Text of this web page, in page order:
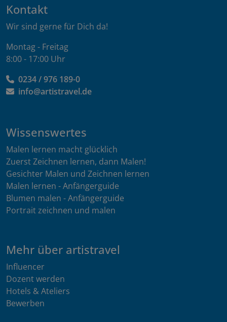
Kontakt
Wir sind gerne für Dich da!
Montag - Freitag
8:00 - 17:00 Uhr
0234 / 976 189-0
info@artistravel.de
Wissenswertes
Malen lernen macht glücklich
Zuerst Zeichnen lernen, dann Malen!
Gesichter Malen und Zeichnen lernen
Malen lernen - Anfängerguide
Blumen malen - Anfängerguide
Portrait zeichnen und malen
Mehr über artistravel
Influencer
Dozent werden
Hotels & Ateliers
Bewerben